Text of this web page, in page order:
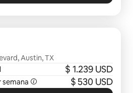
Austin, TX
$ 1.239 USD
semana $ 530 USD